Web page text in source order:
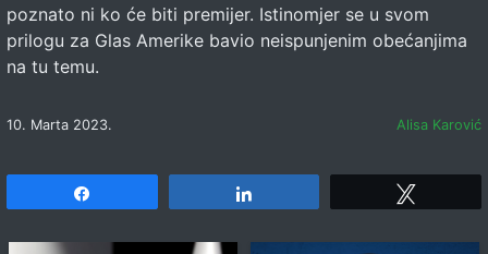
poznato ni ko će biti premijer. Istinomjer se u svom
prilogu za Glas Amerike bavio neispunjenim obećanjima
na tu temu.
10. Marta 2023. Alisa Karović